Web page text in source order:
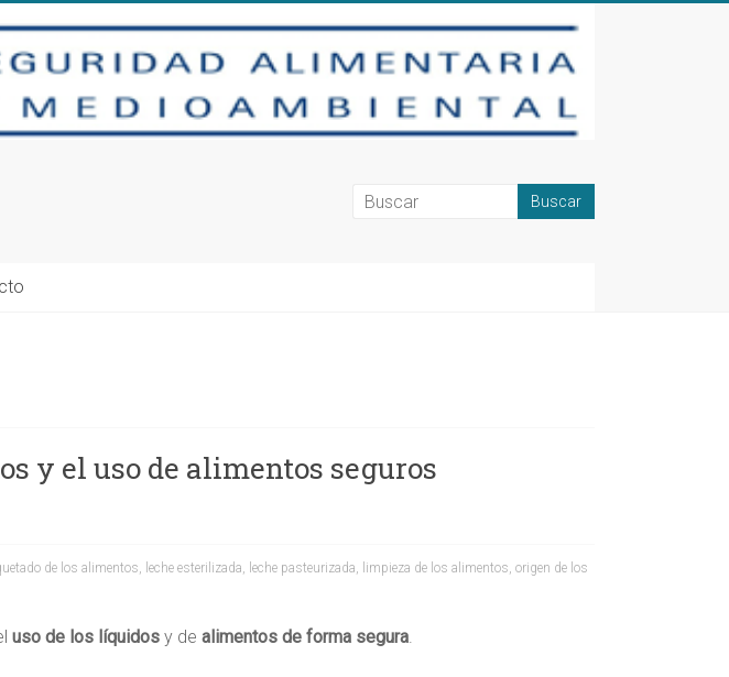
y el uso de alimentos seguros
de los alimentos, leche esterilizada, leche pasteurizada, limpieza de los alimentos, origen de los
uso de los líquidos y de alimentos de forma segura.